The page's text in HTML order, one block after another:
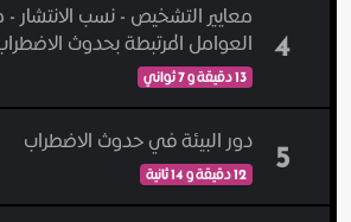
4
معايير التشخيص - نسب الانتشار
العوامل المرتبطة بحدوث
13 دقيقة و 7 ثواني
5 دور البيئة في حدوث الاضطراب
12 دقيقة و 14 ثانية